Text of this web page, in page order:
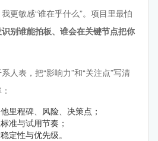
更敏感“谁在乎什么”。项目里最怕
别谁能拍板、谁会在关键节点把你
人表，把“影响力”和“关注点”写清
里程碑、风险、决策点；
准与试用节奏；
定性与优先级。